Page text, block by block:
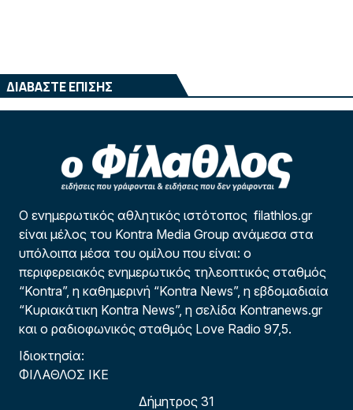
ΔΙΑΒΑΣΤΕ ΕΠΙΣΗΣ
Ο ενημερωτικός αθλητικός ιστότοπος filathlos.gr
είναι μέλος του Kontra Media Group ανάμεσα στα
υπόλοιπα μέσα του ομίλου που είναι: ο
περιφερειακός ενημερωτικός τηλεοπτικός σταθμός
“Kontra”, η καθημερινή “Kontra News”, η εβδομαδιαία
“Κυριακάτικη Kontra News”, η σελίδα Kontranews.gr
και ο ραδιοφωνικός σταθμός Love Radio 97,5.
Ιδιοκτησία:
ΦΙΛΑΘΛΟΣ ΙΚΕ
Δήμητρος 31